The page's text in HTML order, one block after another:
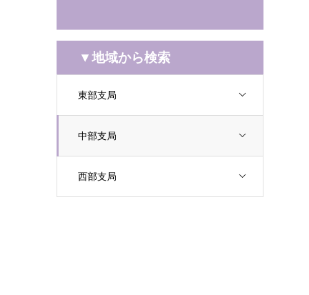
▼地域から検索
東部支局
中部支局
西部支局